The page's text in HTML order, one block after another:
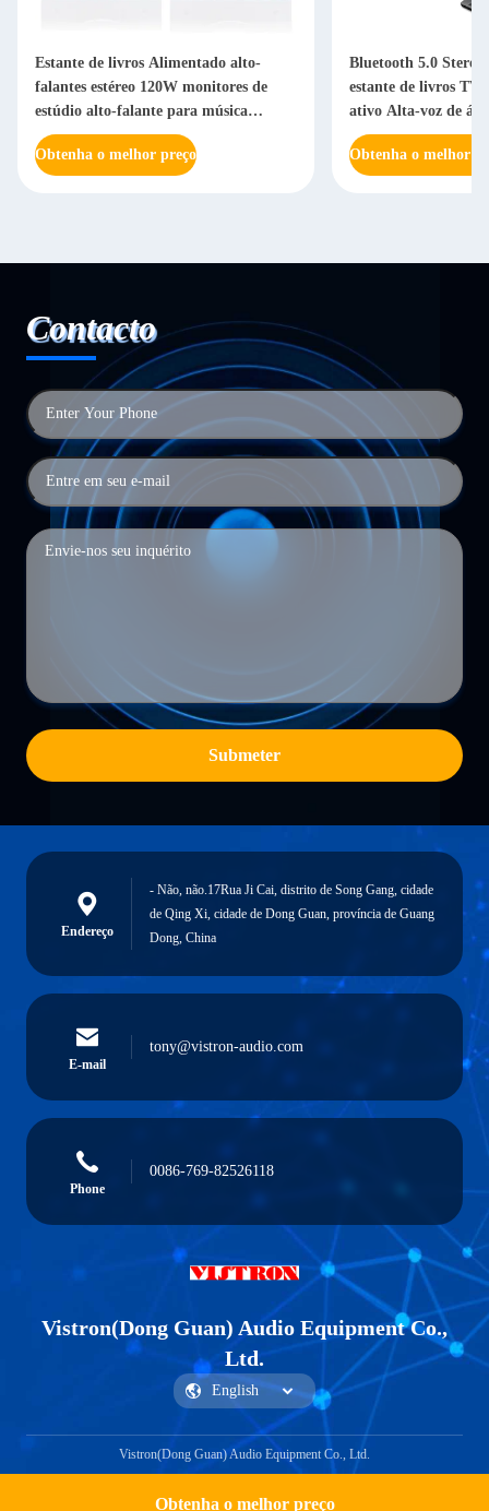
Obtenha o melhor preço
Estante de livros Alimentado alto-
falantes estéreo 120W monitores de
estúdio alto-falante para música
tocadiscos de jogos
Obtenha o melhor preço
Bluetooth 5.0 Stereo
estante de livros TV
ativo Alta-voz de
Obtenha o melhor
Contacto
Submeter
Endereço
- Não, não.17Rua Ji Cai, distrito de Song Gang, cidade
de Qing Xi, cidade de Dong Guan, província de Guang
Dong, China
E-mail
tony@vistron-audio.com
Phone
0086-769-82526118
Vistron(Dong Guan) Audio Equipment Co.,
Ltd.
Vistron(Dong Guan) Audio Equipment Co., Ltd.
Get a Quote